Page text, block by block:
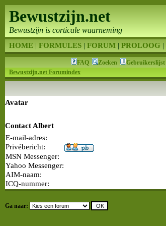
FAQ Zoeken Gebruikerslijst
Bewustzijn.net Forumindex
Avatar
Contact Albert
E-mail-adres:
Privébericht:
MSN Messenger:
Yahoo Messenger:
AIM-naam:
ICQ-nummer:
Ga naar:
Bewustzijn.net
Bewustzijn is corticale waarneming
HOME | FORMULES | FORUM | PROLOOG |